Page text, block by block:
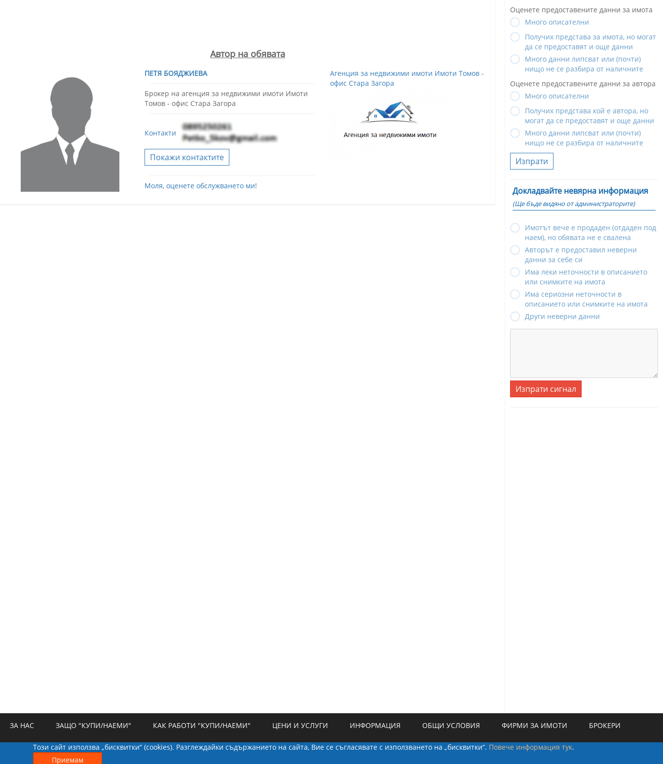
Автор на обявата
ПЕТЯ БОЯДЖИЕВА
Брокер на агенция за недвижими имоти Имоти
Томов - офис Стара Загора
Контакти
Покажи контактите
Моля, оценете обслужването ми!
Агенция за недвижими имоти Имоти Томов -
офис Стара Загора
Оценете предоставените данни за имота
Много описателни
Получих представа за имота, но могат
да се предоставят и още данни
Много данни липсват или (почти)
нищо не се разбира от наличните
Оценете предоставените данни за автора
Много описателни
Получих представа кой е автора, но
могат да се предоставят и още данни
Много данни липсват или (почти)
нищо не се разбира от наличните
Изпрати
Докладвайте невярна информация
(Ще бъде видяно от администраторите)
Имотът вече е продаден (отдаден под
наем), но обявата не е свалена
Авторът е предоставил неверни
данни за себе си
Има леки неточности в описанието
или снимките на имота
Има сериозни неточности в
описанието или снимките на имота
Други неверни данни
Изпрати сигнал
ЗА НАС ЗАЩО "КУПИ/НАЕМИ" КАК РАБОТИ "КУПИ/НАЕМИ" ЦЕНИ И УСЛУГИ ИНФОРМАЦИЯ ОБЩИ УСЛОВИЯ ФИРМИ ЗА ИМОТИ БРОКЕРИ
РЕКЛАМА БИСКВИТКИ КОНТАКТИ
Този сайт използва „бисквитки“ (cookies). Разглеждайки съдържанието на сайта, Вие се съгласявате с използването на „бисквитки“. Повече информация тук.
Приемам